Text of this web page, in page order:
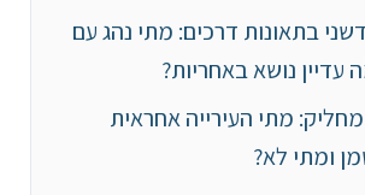
בתאונות דרכים: מתי נהג עם
עדיין נושא באחריות?
מתי העירייה אחראית
ומתי לא?